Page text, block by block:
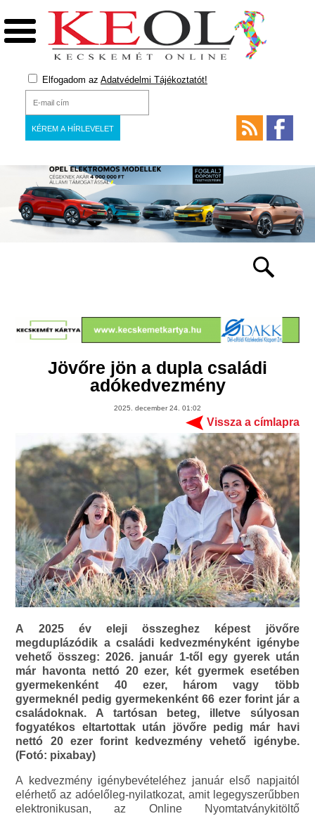
Elfogadom az Adatvédelmi Tájékoztatót!
Jövőre jön a dupla családi
adókedvezmény
2025. december 24. 01:02
Vissza a címlapra
A 2025 év eleji összeghez képest jövőre
megduplázódik a családi kedvezményként igénybe
vehető összeg: 2026. január 1-től egy gyerek után
már havonta nettó 20 ezer, két gyermek esetében
gyermekenként 40 ezer, három vagy több
gyermeknél pedig gyermekenként 66 ezer forint jár a
családoknak. A tartósan beteg, illetve súlyosan
fogyatékos eltartottak után jövőre pedig már havi
nettó 20 ezer forint kedvezmény vehető igénybe.
(Fotó: pixabay)
A kedvezmény igénybevételéhez január első napjaitól
elérhető az adóelőleg-nyilatkozat, amit legegyszerűbben
elektronikusan, az Online Nyomtatványkitöltő